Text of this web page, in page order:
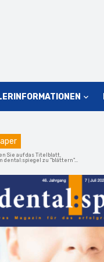
Sie auf das Titelblatt,
dental:spiegel zu "blättern"...